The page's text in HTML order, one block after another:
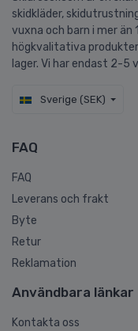
skidkläder,
vuxna och barn i mer än
högkvalitativa
lager. Vi har endast 2-
Sverige (SEK)
FAQ
FAQ
Leverans och frakt
Byte
Retur
Reklamation
Användbara länkar
Kontakta oss